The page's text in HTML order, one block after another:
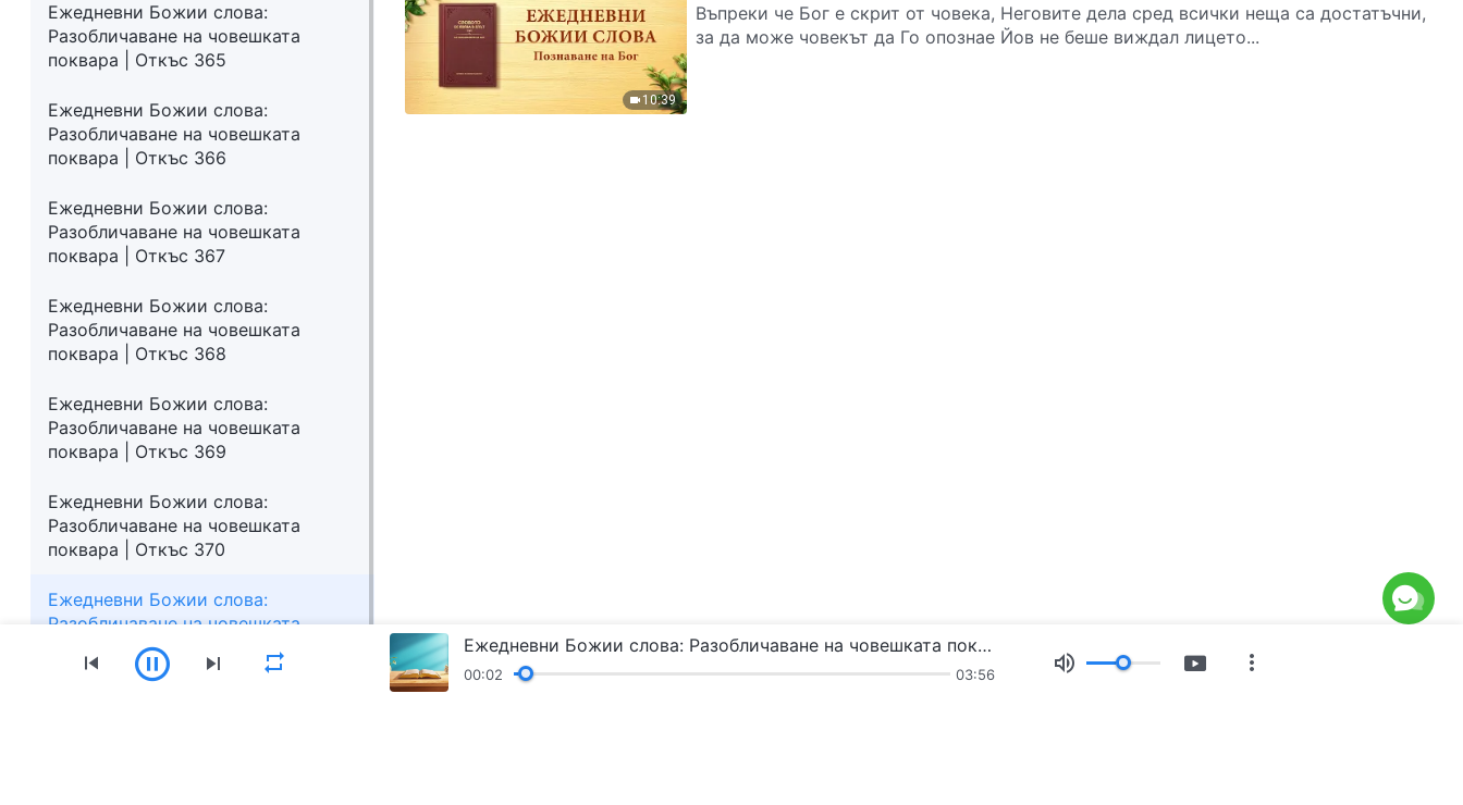
Ежедневни Божии слова:
Разобличаване на човешката
поквара | Откъс 365
Ежедневни Божии слова:
Разобличаване на човешката
поквара | Откъс 366
Ежедневни Божии слова:
Разобличаване на човешката
поквара | Откъс 367
Ежедневни Божии слова:
Разобличаване на човешката
поквара | Откъс 368
Ежедневни Божии слова:
Разобличаване на човешката
поквара | Откъс 369
Ежедневни Божии слова:
Разобличаване на човешката
поквара | Откъс 370
Ежедневни Божии слова:
Разобличаване на човешката
поквара | Откъс 372
10:39
Въпреки че Бог е скрит от човека, Неговите дела сред всички неща са достатъчни,
за да може човекът да Го опознае Йов не беше виждал лицето...
Ежедневни Божии слова: Разобличаване на човешката поквара | Откъс 372
00:03 03:56